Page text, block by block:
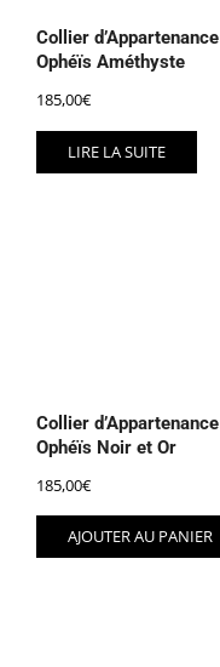
Collier d’Appartenance
Ophéïs Améthyste
185,00€
LIRE LA SUITE
Collier d’Appartenance
Ophéïs Noir et Or
185,00€
AJOUTER AU PANIER